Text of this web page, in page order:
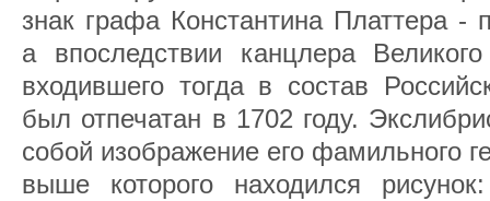
знак графа Константина Платтера -
а впоследствии канцлера
входившего тогда в состав
был отпечатан в 1702 году.
собой изображение его фамильного
выше которого находился